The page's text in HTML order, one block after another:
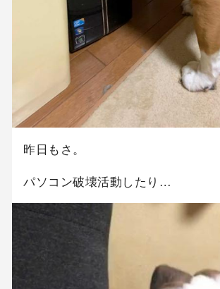
昨日もさ。
パソコン破壊活動したり…